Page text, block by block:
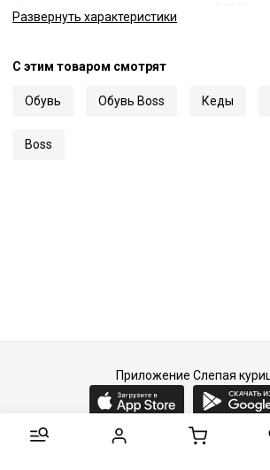
Код
Развернуть характеристики
С этим товаром смотрят
Обувь Обувь Boss Кеды
Boss
Приложение Слепая
2015-2026 © Слепая курица - fashion